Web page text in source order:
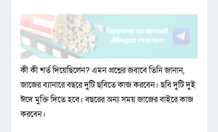
কী কী শর্ত দিয়েছিলেন? এমন প্রশ্নের জবাবে তিনি জানান,
জাজের ব্যানারে বছরে দুটি ছবিতে কাজ করবেন। ছবি দুটি দুই
ঈদে মুক্তি দিতে হবে। বছরের অন্য সময় জাজের বাইরে কাজ
করবেন।